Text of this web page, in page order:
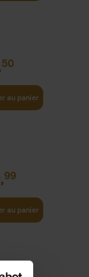
50
au panier
99
au panier